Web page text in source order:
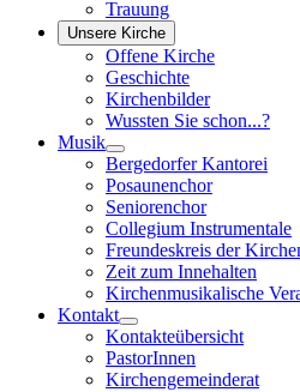
Trauung
Unsere Kirche
Offene Kirche
Geschichte
Kirchenbilder
Wussten Sie schon...?
Musik
Bergedorfer Kantorei
Posaunenchor
Seniorenchor
Collegium Instrumentale
Freundeskreis der
Zeit zum Innehalten
Kirchenmusikalische
Kontakt
Kontakteübersicht
PastorInnen
Kirchengemeinderat